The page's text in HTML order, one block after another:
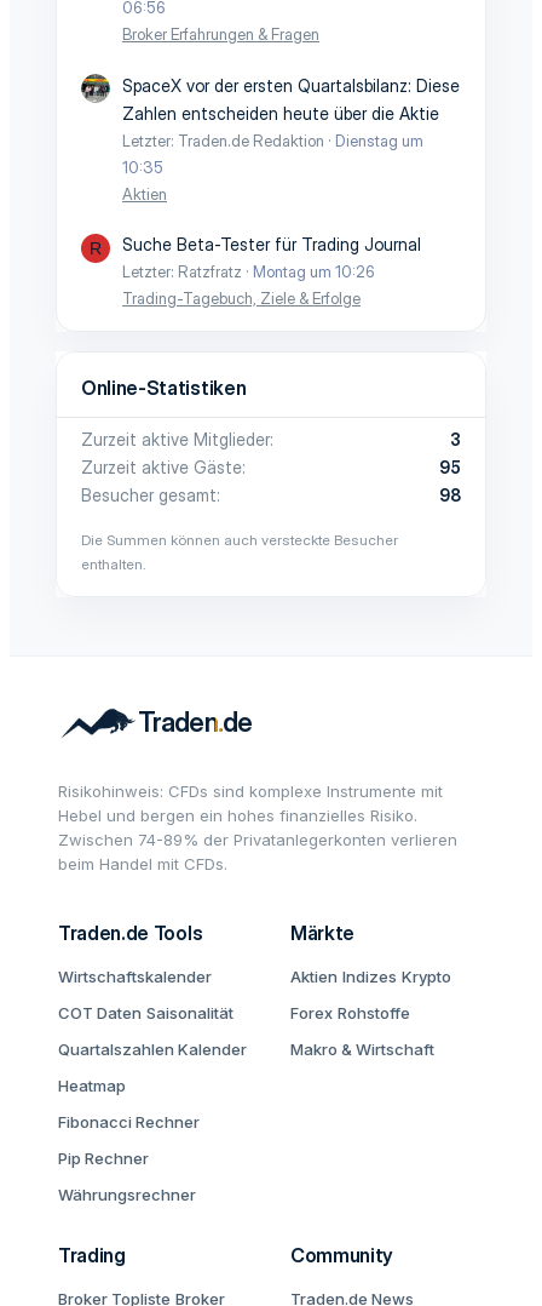
06:56
Broker Erfahrungen & Fragen
SpaceX vor der ersten Quartalsbilanz: Diese
Zahlen entscheiden heute über die Aktie
Letzter: Traden.de Redaktion
Dienstag um
10:35
Aktien
R Suche Beta-Tester für Trading Journal
Letzter: Ratzfratz
Montag um 10:26
Trading-Tagebuch, Ziele & Erfolge
Online-Statistiken
Zurzeit aktive Mitglieder
3
Zurzeit aktive Gäste
95
Besucher gesamt
98
Die Summen können auch versteckte Besucher
enthalten.
Risikohinweis: CFDs sind komplexe Instrumente mit
Hebel und bergen ein hohes finanzielles Risiko.
Zwischen 74-89% der Privatanlegerkonten verlieren
beim Handel mit CFDs.
Traden.de Tools
Wirtschaftskalender
COT Daten Saisonalität
Quartalszahlen Kalender
Heatmap
Fibonacci Rechner
Pip Rechner
Währungsrechner
Märkte
Aktien Indizes Krypto
Forex Rohstoffe
Makro & Wirtschaft
Trading
Broker Topliste Broker
Community
Traden.de News